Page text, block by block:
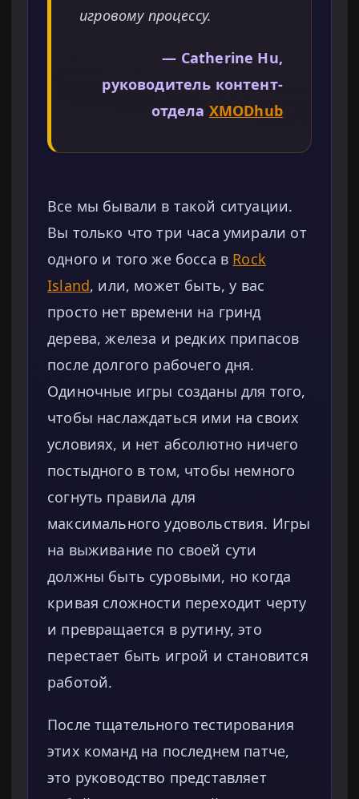
игровому процессу.
— Catherine Hu,
руководитель контент-
отдела XMODhub
Все мы бывали в такой ситуации.
Вы только что три часа умирали от
одного и того же босса в Rock
Island, или, может быть, у вас
просто нет времени на гринд
дерева, железа и редких припасов
после долгого рабочего дня.
Одиночные игры созданы для того,
чтобы наслаждаться ими на своих
условиях, и нет абсолютно ничего
постыдного в том, чтобы немного
согнуть правила для
максимального удовольствия. Игры
на выживание по своей сути
должны быть суровыми, но когда
кривая сложности переходит черту
и превращается в рутину, это
перестает быть игрой и становится
работой.
После тщательного тестирования
этих команд на последнем патче,
это руководство представляет